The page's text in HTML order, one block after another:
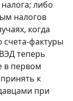
либо
налогов
когда
фактуры
теперь
в первом
к
при